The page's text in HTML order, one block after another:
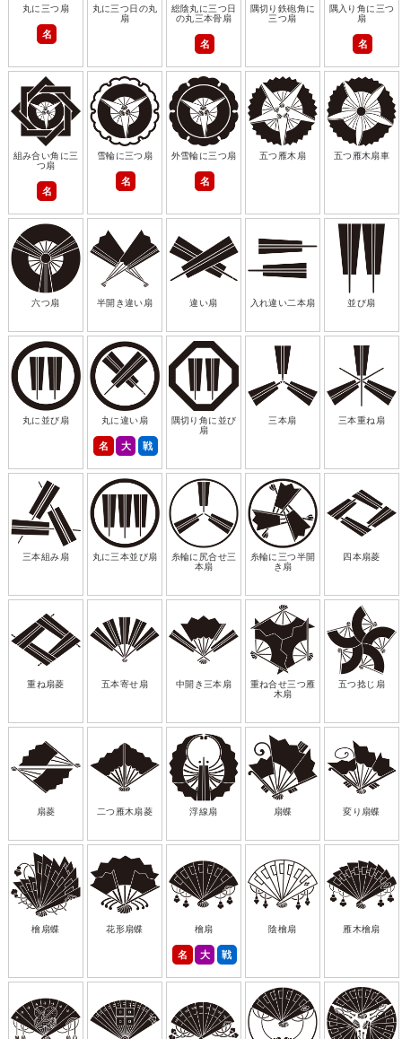
丸に三つ扇
名
丸に三つ日の丸
扇
総陰丸に三つ日
の丸三本骨扇
名
隅切り鉄砲角に
三つ扇
隅入り角に三つ
扇
名
組み合い角に三
つ扇
名
雪輪に三つ扇
名
外雪輪に三つ扇
名
五つ雁木扇 五つ雁木扇車
六つ扇 半開き違い扇 違い扇 入れ違い二本扇 並び扇
丸に並び扇 丸に違い扇
名 大 戦
隅切り角に並び
扇
三本扇 三本重ね扇
三本組み扇 丸に三本並び扇
糸輪に尻合せ三
本扇
糸輪に三つ半開
き扇
四本扇菱
重ね扇菱 五本寄せ扇 中開き三本扇
重ね合せ三つ雁
木扇
五つ捻じ扇
扇菱 二つ雁木扇菱 浮線扇 扇蝶 変り扇蝶
檜扇蝶 花形扇蝶 檜扇
名 大 戦
陰檜扇 雁木檜扇